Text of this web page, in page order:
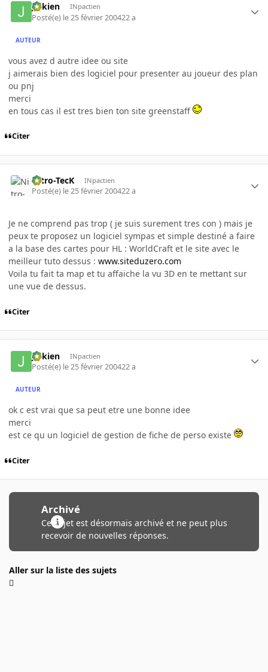
julkien INpactien
Posté(e) le 25 février 200422 a
AUTEUR
vous avez d autre idee ou site
j aimerais bien des logiciel pour presenter au joueur des plan
ou pnj
merci
en tous cas il est tres bien ton site greenstaff
Citer
Nitro-TecK INpactien
Posté(e) le 25 février 200422 a
Je ne comprend pas trop ( je suis surement tres con ) mais je
peux te proposez un logiciel sympas et simple destiné a faire
a la base des cartes pour HL : WorldCraft et le site avec le
meilleur tuto dessus : www.siteduzero.com
Voila tu fait ta map et tu affaiche la vu 3D en te mettant sur
une vue de dessus.
Citer
julkien INpactien
Posté(e) le 25 février 200422 a
AUTEUR
ok c est vrai que sa peut etre une bonne idee
merci
est ce qu un logiciel de gestion de fiche de perso existe
Citer
Archivé
Ce sujet est désormais archivé et ne peut plus
recevoir de nouvelles réponses.
Aller sur la liste des sujets